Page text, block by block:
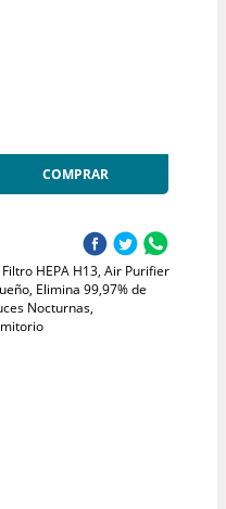
COMPRAR
HEPA H13, Air Purifier
Elimina 99,97% de
Nocturnas,